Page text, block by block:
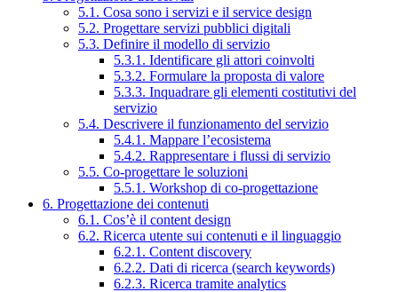
5.1. Cosa sono i servizi e il service design
5.2. Progettare servizi pubblici digitali
5.3. Definire il modello di servizio
5.3.1. Identificare gli attori coinvolti
5.3.2. Formulare la proposta di valore
5.3.3. Inquadrare gli elementi costitutivi del
servizio
5.4. Descrivere il funzionamento del servizio
5.4.1. Mappare l’ecosistema
5.4.2. Rappresentare i flussi di servizio
5.5. Co-progettare le soluzioni
5.5.1. Workshop di co-progettazione
6. Progettazione dei contenuti
6.1. Cos’è il content design
6.2. Ricerca utente sui contenuti e il linguaggio
6.2.1. Content discovery
6.2.2. Dati di ricerca (search keywords)
6.2.3. Ricerca tramite analytics